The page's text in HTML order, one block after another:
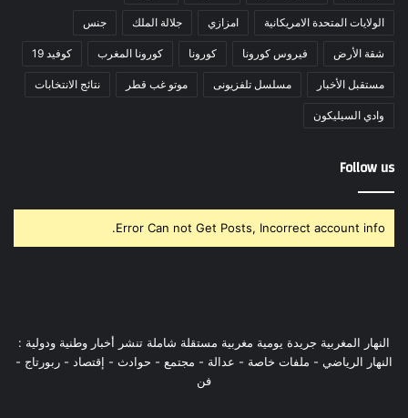
الولايات المتحدة الامريكانية امزازي جلالة الملك جنس
شقة الأرض فيروس كورونا كورونا كورونا المغرب كوفيد 19
مستقبل الأخبار مسلسل تلفزيونى موتو غب قطر نتائج الانتخابات
وادي السيليكون
Follow us
Error Can not Get Posts, Incorrect account info.
النهار المغربية جريدة يومية مغربية مستقلة شاملة تنشر أخبار وطنية ودولية :
النهار الرياضي - ملفات خاصة - عدالة - مجتمع - حوادث - إقتصاد - ربورتاج -
فن